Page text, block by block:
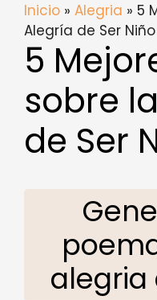
Inicio » Alegria » 5
Alegría de Ser Niño
5
sobre
de Ser
alegria